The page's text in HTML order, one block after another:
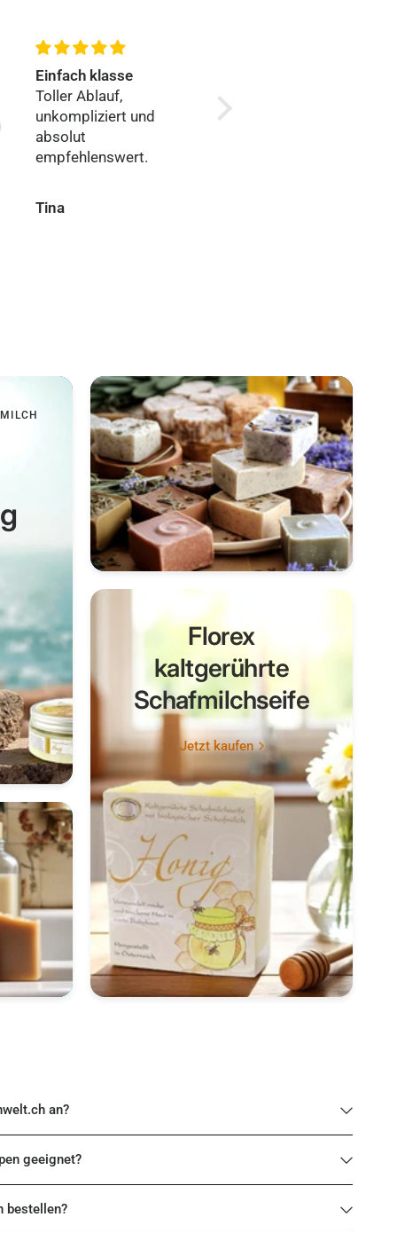
Einfach klasse
Toller Ablauf,
unkompliziert und
absolut
empfehlenswert.
Tina
Florex
kaltgerührte
Schafmilchseife
Jetzt kaufen
an?
geeignet?
bestellen?